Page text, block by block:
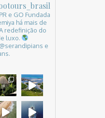
e GO Fundada
há mais de
redefinição do
luxo.
e